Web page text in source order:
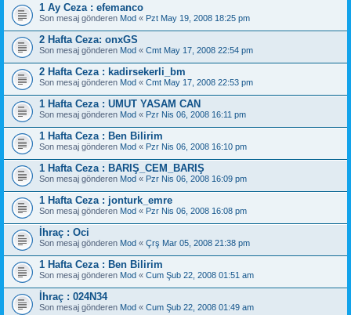
1 Ay Ceza : efemanco
Son mesaj gönderen Mod « Pzt May 19, 2008 18:25 pm
2 Hafta Ceza: onxGS
Son mesaj gönderen Mod « Cmt May 17, 2008 22:54 pm
2 Hafta Ceza : kadirsekerli_bm
Son mesaj gönderen Mod « Cmt May 17, 2008 22:53 pm
1 Hafta Ceza : UMUT YASAM CAN
Son mesaj gönderen Mod « Pzr Nis 06, 2008 16:11 pm
1 Hafta Ceza : Ben Bilirim
Son mesaj gönderen Mod « Pzr Nis 06, 2008 16:10 pm
1 Hafta Ceza : BARIŞ_CEM_BARIŞ
Son mesaj gönderen Mod « Pzr Nis 06, 2008 16:09 pm
1 Hafta Ceza : jonturk_emre
Son mesaj gönderen Mod « Pzr Nis 06, 2008 16:08 pm
İhraç : Oci
Son mesaj gönderen Mod « Çrş Mar 05, 2008 21:38 pm
1 Hafta Ceza : Ben Bilirim
Son mesaj gönderen Mod « Cum Şub 22, 2008 01:51 am
İhraç : 024N34
Son mesaj gönderen Mod « Cum Şub 22, 2008 01:49 am